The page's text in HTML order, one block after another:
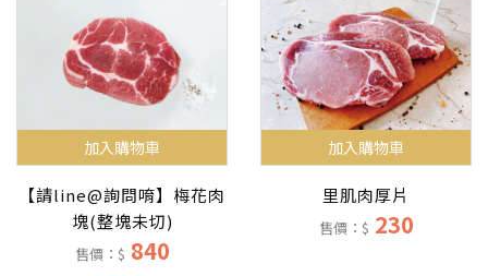
加入購物車
【請line@詢問唷】梅花肉
塊(整塊未切)
售價：$ 840
加入購物車
里肌肉厚片
售價：$ 230